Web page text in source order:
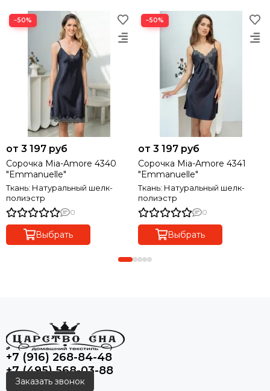
−50%
от 3 197 руб
Сорочка Mia-Amore 4340
"Emmanuelle"
Ткань: Натуральный шелк-
полиэстр
0
Выбрать
−50%
от 3 197 руб
Сорочка Mia-Amore 4341
"Emmanuelle"
Ткань: Натуральный шелк-
полиэстр
0
Выбрать
+7 (916) 268-84-48
+7 (495) 568-03-88
Заказать звонок